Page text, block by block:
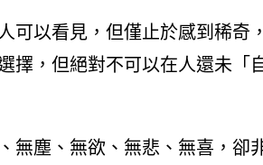
以看見，但僅止於感到稀奇
，但絕對不可以在人還未「
塵、無欲、無悲、無喜，卻